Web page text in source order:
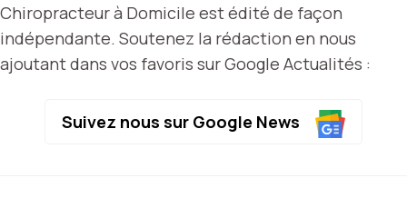
Chiropracteur à Domicile est édité de façon
indépendante. Soutenez la rédaction en nous
ajoutant dans vos favoris sur Google Actualités :
Suivez nous sur Google News